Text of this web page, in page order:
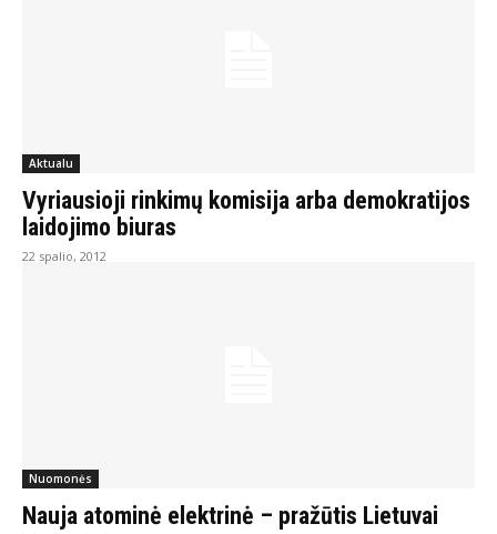
Aktualu
Vyriausioji rinkimų komisija arba demokratijos
laidojimo biuras
22 spalio, 2012
Nuomonės
Nauja atominė elektrinė – pražūtis Lietuvai